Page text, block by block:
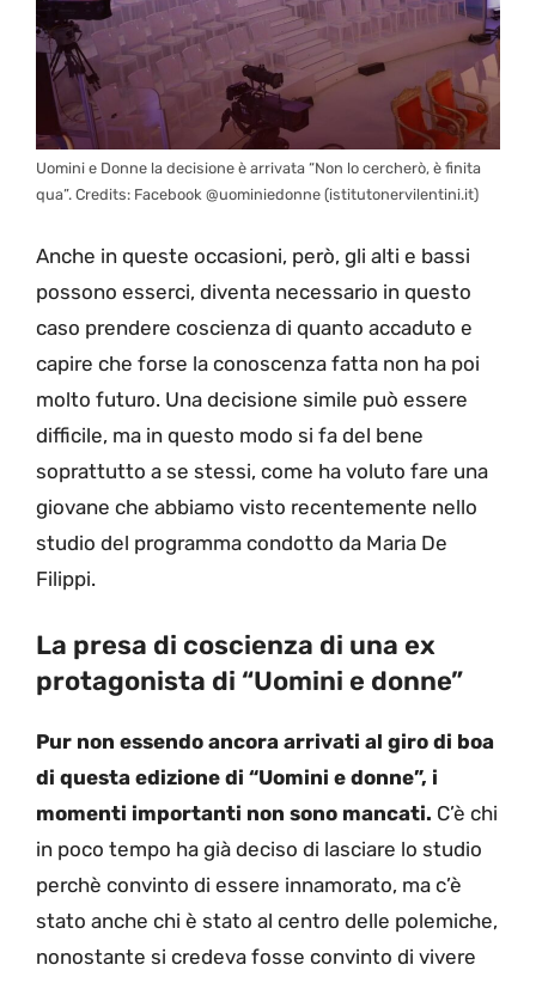
Uomini e Donne la decisione è arrivata “Non lo cercherò, è finita
qua”. Credits: Facebook @uominiedonne (istitutonervilentini.it)
Anche in queste occasioni, però, gli alti e bassi
possono esserci, diventa necessario in questo
caso prendere coscienza di quanto accaduto e
capire che forse la conoscenza fatta non ha poi
molto futuro. Una decisione simile può essere
difficile, ma in questo modo si fa del bene
soprattutto a se stessi, come ha voluto fare una
giovane che abbiamo visto recentemente nello
studio del programma condotto da Maria De
Filippi.
La presa di coscienza di una ex
protagonista di “Uomini e donne”
Pur non essendo ancora arrivati al giro di boa
di questa edizione di “Uomini e donne”, i
momenti importanti non sono mancati. C’è chi
in poco tempo ha già deciso di lasciare lo studio
perchè convinto di essere innamorato, ma c’è
stato anche chi è stato al centro delle polemiche,
nonostante si credeva fosse convinto di vivere